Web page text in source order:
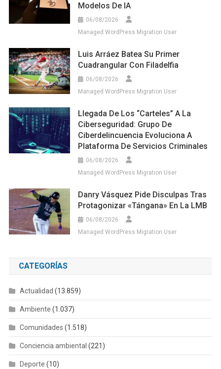
Modelos De IA
06/08/2026
Managed WordPress Migration User
Luis Arráez Batea Su Primer
Cuadrangular Con Filadelfia
06/08/2026
Managed WordPress Migration User
Llegada De Los “carteles” A La
Ciberseguridad: Grupo De
Ciberdelincuencia Evoluciona A
Plataforma De Servicios Criminales
06/08/2026
Managed WordPress Migration User
Danry Vásquez Pide Disculpas Tras
Protagonizar «tángana» En La LMB
06/08/2026
Managed WordPress Migration User
CATEGORÍAS
Actualidad (13.859)
Ambiente (1.037)
Comunidades (1.518)
Conciencia ambiental (221)
Deporte (10)